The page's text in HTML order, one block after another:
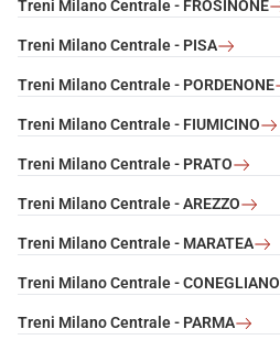
Treni Milano Centrale - FROSINONE
Treni Milano Centrale - PISA
Treni Milano Centrale - PORDENONE
Treni Milano Centrale - FIUMICINO
Treni Milano Centrale - PRATO
Treni Milano Centrale - AREZZO
Treni Milano Centrale - MARATEA
Treni Milano Centrale - CONEGLIANO
Treni Milano Centrale - PARMA